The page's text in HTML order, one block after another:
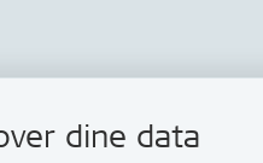
Skriv til
dine data